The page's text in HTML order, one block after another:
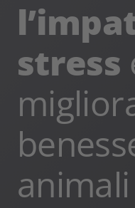
stress
animali